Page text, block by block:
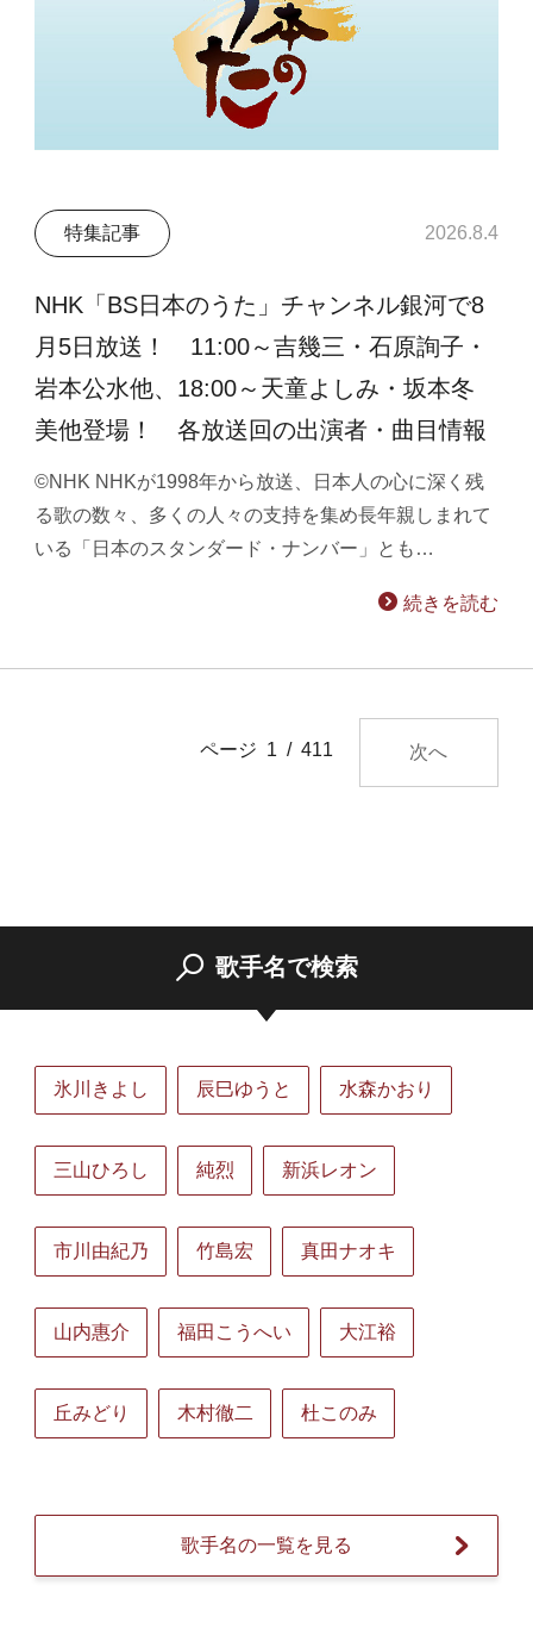
特集記事 2026.8.4
NHK「BS日本のうた」チャンネル銀河で8
月5日放送！ 11:00～吉幾三・石原詢子・
岩本公水他、18:00～天童よしみ・坂本冬
美他登場！ 各放送回の出演者・曲目情報
©NHK NHKが1998年から放送、日本人の心に深く残
る歌の数々、多くの人々の支持を集め長年親しまれて
いる「日本のスタンダード・ナンバー」とも…
続きを読む
ページ 1 / 411 次へ
歌手名で検索
氷川きよし 辰巳ゆうと 水森かおり
三山ひろし 純烈 新浜レオン
市川由紀乃 竹島宏 真田ナオキ
山内惠介 福田こうへい 大江裕
丘みどり 木村徹二 杜このみ
歌手名の一覧を見る